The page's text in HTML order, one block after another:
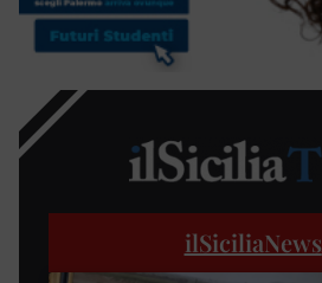
ilSiciliaNews